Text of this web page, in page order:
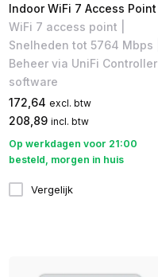
Indoor WiFi 7 Access Point
WiFi 7 access point |
Snelheden tot 5764 Mbps |
Beheer via UniFi Controller
software
172,64 excl. btw
208,89 incl. btw
Op werkdagen voor 21:00
besteld, morgen in huis
Vergelijk